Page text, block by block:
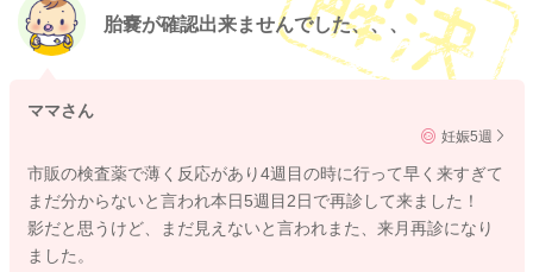
胎嚢が確認出来ませんでした、、、
ママさん
妊娠5週
市販の検査薬で薄く反応があり4週目の時に行って早く来すぎて
まだ分からないと言われ本日5週目2日で再診して来ました！
影だと思うけど、まだ見えないと言われまた、来月再診になり
ました。